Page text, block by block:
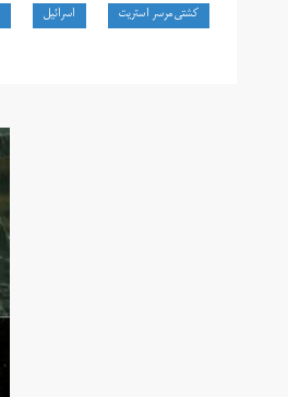
کشتی مرسر استریت اسرائیل